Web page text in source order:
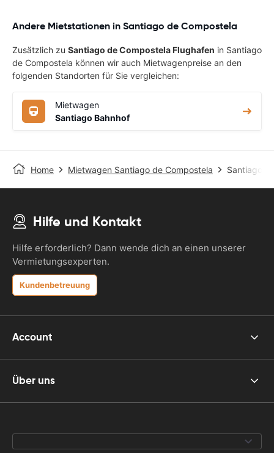
Andere Mietstationen in Santiago de Compostela
Zusätzlich zu Santiago de Compostela Flughafen in Santiago
de Compostela können wir auch Mietwagenpreise an den
folgenden Standorten für Sie vergleichen:
Mietwagen
Santiago Bahnhof
Home Mietwagen Santiago de Compostela Santiago
Hilfe und Kontakt
Hilfe erforderlich? Dann wende dich an einen unserer
Vermietungsexperten.
Kundenbetreuung
Account
Über uns